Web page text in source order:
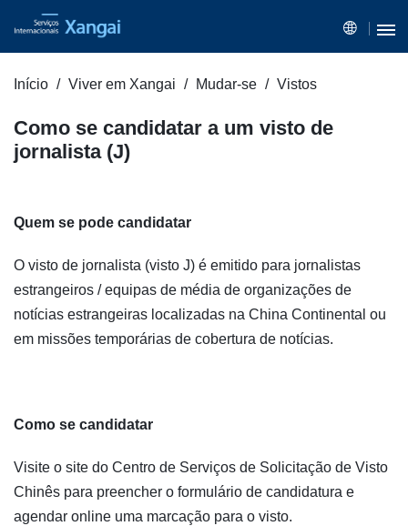
Início Viver em Xangai Mudar-se Vistos
Como se candidatar a um visto de
jornalista (J)
Quem se pode candidatar
O visto de jornalista (visto J) é emitido para jornalistas
estrangeiros / equipas de média de organizações de
notícias estrangeiras localizadas na China Continental ou
em missões temporárias de cobertura de notícias.
Como se candidatar
Visite o site do Centro de Serviços de Solicitação de Visto
Chinês para preencher o formulário de candidatura e
agendar online uma marcação para o visto.